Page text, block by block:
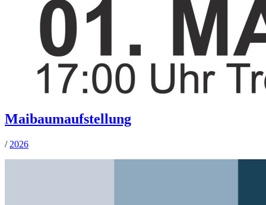
Maibaumaufstellung
/ 2026